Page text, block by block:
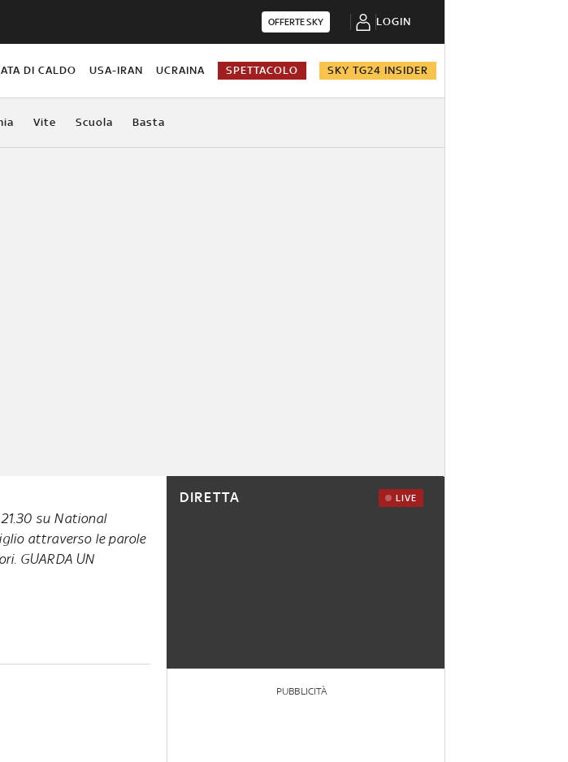
OFFERTE SKY LOGIN
DI CALDO USA-IRAN UCRAINA SPETTACOLO SKY TG24 INSIDER
Vite Scuola Basta
su National
attraverso le parole
GUARDA UN
DIRETTA LIVE
PUBBLICITÀ